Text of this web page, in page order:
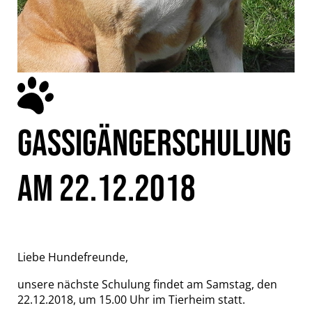
GASSIGÄNGERSCHULUNG
AM 22.12.2018
Liebe Hundefreunde,
unsere nächste Schulung findet am Samstag, den
22.12.2018, um 15.00 Uhr im Tierheim statt.